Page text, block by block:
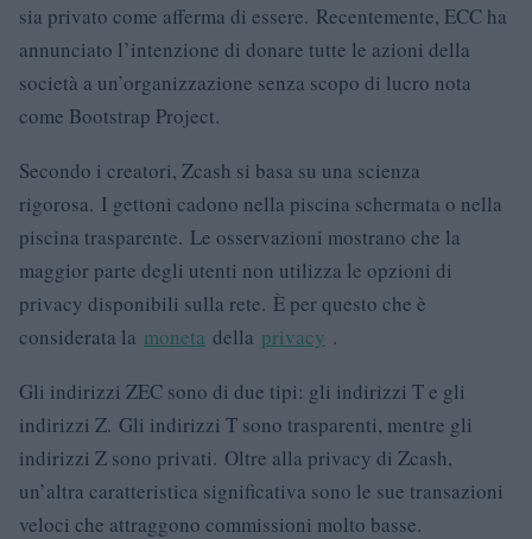
sia privato come afferma di essere. Recentemente, ECC ha
annunciato l’intenzione di donare tutte le azioni della
società a un’organizzazione senza scopo di lucro nota
come Bootstrap Project.
Secondo i creatori, Zcash si basa su una scienza
rigorosa. I gettoni cadono nella piscina schermata o nella
piscina trasparente. Le osservazioni mostrano che la
maggior parte degli utenti non utilizza le opzioni di
privacy disponibili sulla rete. È per questo che è
considerata la moneta della privacy .
Gli indirizzi ZEC sono di due tipi: gli indirizzi T e gli
indirizzi Z. Gli indirizzi T sono trasparenti, mentre gli
indirizzi Z sono privati. Oltre alla privacy di Zcash,
un’altra caratteristica significativa sono le sue transazioni
veloci che attraggono commissioni molto basse.